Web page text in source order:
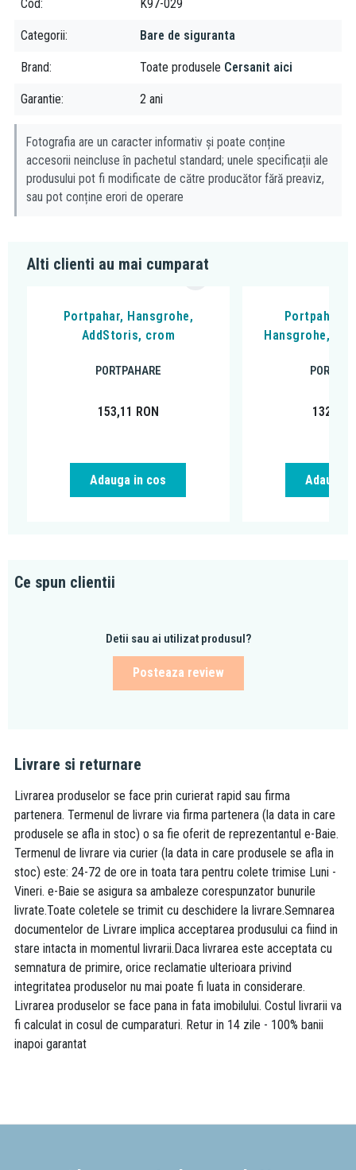
Cod K97-029
Categorii Bare de siguranta
Brand Toate produsele Cersanit aici
Garantie 2 ani
Fotografia are un caracter informativ și poate conține
accesorii neincluse în pachetul standard; unele specificații ale
produsului pot fi modificate de către producător fără preaviz,
sau pot conține erori de operare
Alti clienti au mai cumparat
Portpahar, Hansgrohe,
AddStoris, crom
PORTPAHARE
153,11 RON
Adauga in cos
Portpahar
Hansgrohe,
132,43
Adauga
Ce spun clientii
Detii sau ai utilizat produsul?
Posteaza review
Livrare si returnare
Livrarea produselor se face prin curierat rapid sau firma
partenera. Termenul de livrare via firma partenera (la data in care
produsele se afla in stoc) o sa fie oferit de reprezentantul e-Baie.
Termenul de livrare via curier (la data in care produsele se afla in
stoc) este: 24-72 de ore in toata tara pentru colete trimise Luni -
Vineri. e-Baie se asigura sa ambaleze corespunzator bunurile
livrate.Toate coletele se trimit cu deschidere la livrare.Semnarea
documentelor de Livrare implica acceptarea produsului ca fiind in
stare intacta in momentul livrarii.Daca livrarea este acceptata cu
semnatura de primire, orice reclamatie ulterioara privind
integritatea produselor nu mai poate fi luata in considerare.
Livrarea produselor se face pana in fata imobilului. Costul livrarii va
fi calculat in cosul de cumparaturi. Retur in 14 zile - 100% banii
inapoi garantat